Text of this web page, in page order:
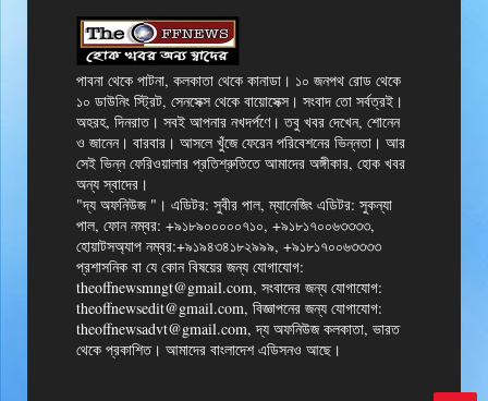
পাবনা থেকে পাটনা, কলকাতা থেকে কানাডা। ১০ জনপথ রোড থেকে
১০ ডাউনিং স্ট্রিট, সেনসেক্স থেকে বায়োসেক্স। সংবাদ তো সর্বত্রই।
অহরহ, দিনরাত। সবই আপনার নখদর্পণে। তবু খবর দেখেন, শোনেন
ও জানেন। বারবার। আসলে খুঁজে ফেরেন পরিবেশনের ভিন্নতা। আর
সেই ভিন্ন ফেরিওয়ালার প্রতিশ্রুতিতে আমাদের অঙ্গীকার, হোক খবর
অন্য স্বাদের।
"দ্য অফনিউজ "। এডিটর: সুবীর পাল, ম্যানেজিং এডিটর: সুকন্যা
পাল, ফোন নম্বর: +৯১৮৯০০০০০৭১০, +৯১৮১৭০০৬৩৩৩৩,
হোয়াটসঅ্যাপ নম্বর:+৯১৯৪৩৪১৮২৯৯৯, +৯১৮১৭০০৬৩৩৩৩
প্রশাসনিক বা যে কোন বিষয়ের জন্য যোগাযোগ:
theoffnewsmngt@gmail.com, সংবাদের জন্য যোগাযোগ:
theoffnewsedit@gmail.com, বিজ্ঞাপনের জন্য যোগাযোগ:
theoffnewsadvt@gmail.com, দ্য অফনিউজ কলকাতা, ভারত
থেকে প্রকাশিত। আমাদের বাংলাদেশ এডিসনও আছে।